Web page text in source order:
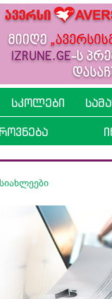
სკოლები
სიახლეები